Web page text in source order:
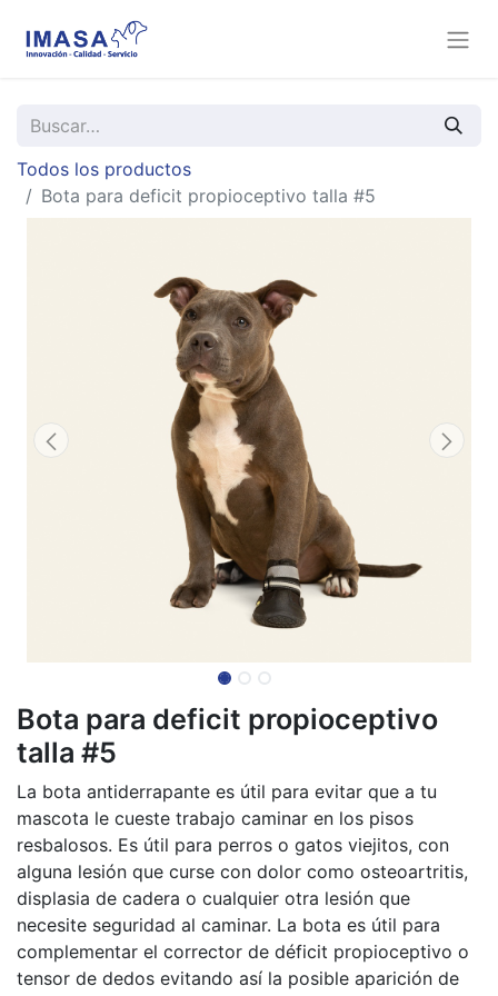
Todos los productos
Bota para deficit propioceptivo talla #5
Bota para deficit propioceptivo
talla #5
La bota antiderrapante es útil para evitar que a tu
mascota le cueste trabajo caminar en los pisos
resbalosos. Es útil para perros o gatos viejitos, con
alguna lesión que curse con dolor como osteoartritis,
displasia de cadera o cualquier otra lesión que
necesite seguridad al caminar. La bota es útil para
complementar el corrector de déficit propioceptivo o
tensor de dedos evitando así la posible aparición de